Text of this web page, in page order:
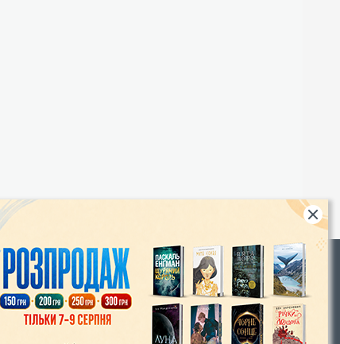
|
Інтернет-магазин «Видавництво Богдан»:
46018, м. Тернопіль, А/С 529